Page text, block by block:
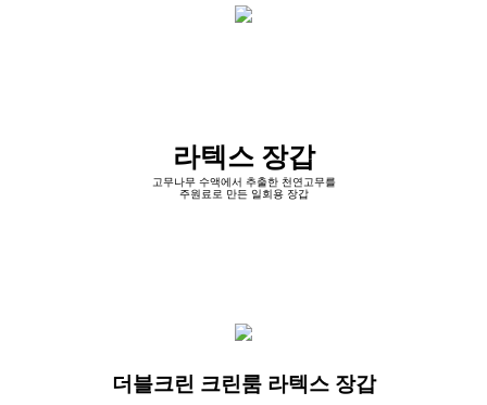
라텍스 장갑
고무나무 수액에서 추출한 천연고무를
주원료로 만든 일회용 장갑
더블크린 크린룸 라텍스 장갑